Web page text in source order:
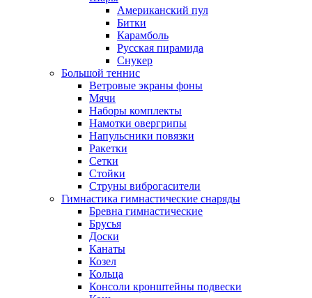
Американский пул
Битки
Карамболь
Русская пирамида
Снукер
Большой теннис
Ветровые экраны фоны
Мячи
Наборы комплекты
Намотки овергрипы
Напульсники повязки
Ракетки
Сетки
Стойки
Струны виброгасители
Гимнастика гимнастические снаряды
Бревна гимнастические
Брусья
Доски
Канаты
Козел
Кольца
Консоли кронштейны подвески